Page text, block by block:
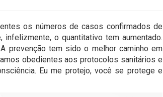
os números de casos confirmados de
o quantitativo tem aumentado.
prevenção tem sido o melhor caminho em
obedientes aos protocolos sanitários e
Eu me protejo, você se protege e